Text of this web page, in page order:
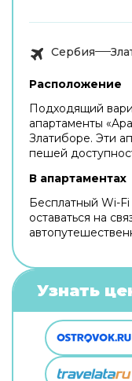
Сербия
Расположение
Подходящий
апартаменты
Златиборе. Эти
пешей
В апартаментах
Бесплатный Wi-
оставаться на
Узнать